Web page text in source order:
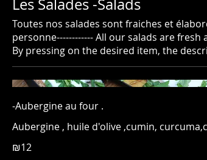
Les Salades -Salads
Toutes nos salades sont fraiches et
personne------------ All our salads are fresh
By pressing on the desired item, the
-Aubergine au four .
Aubergine , huile d'olive ,cumin,
₪12